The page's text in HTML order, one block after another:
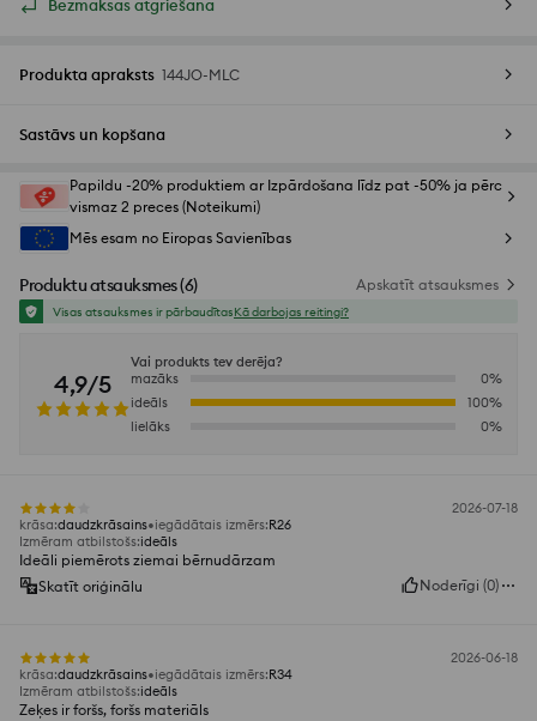
Bezmaksas atgriešana
Produkta apraksts 144JO-MLC
Sastāvs un kopšana
Papildu -20% produktiem ar Izpārdošana līdz pat -50% ja pērc
vismaz 2 preces (Noteikumi)
Mēs esam no Eiropas Savienības
Produktu atsauksmes(6) Apskatīt atsauksmes
Visas atsauksmes ir pārbaudītasKā darbojas reitingi?
4,9/5
Vai produkts tev derēja?
mazāks
0%
ideāls
100%
lielāks
0%
2026-07-18
krāsa:daudzkrāsains iegādātais izmērs:R26
Izmēram atbilstošs:ideāls
Ideāli piemērots ziemai bērnudārzam
Skatīt oriģinālu
Noderīgi (0)
2026-06-18
krāsa:daudzkrāsains iegādātais izmērs:R34
Izmēram atbilstošs:ideāls
Zeķes ir foršs, foršs materiāls